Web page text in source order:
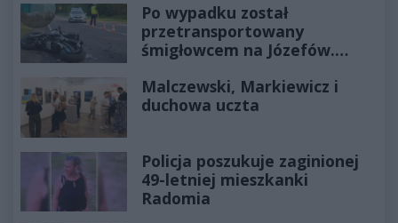
Po wypadku został
przetransportowany
śmigłowcem na Józefów.
Malczewski, Markiewicz i
duchowa uczta
Policja poszukuje zaginionej
49-letniej mieszkanki
Radomia